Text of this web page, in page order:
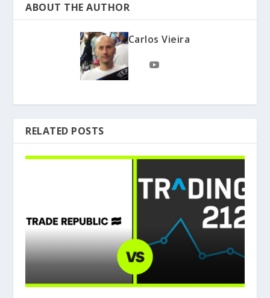
ABOUT THE AUTHOR
Carlos Vieira
RELATED POSTS